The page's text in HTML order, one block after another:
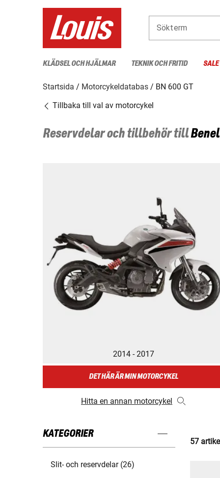
Sökterm
KLÄDSEL OCH HJÄLMAR TEKNIK OCH FRITID
Startsida Motorcykeldatabas
BN 600 GT
Tillbaka till val av motorcykel
Reservdelar och tillbehör till
2014 - 2017
DET HÄR ÄR MIN MOTORCYKEL
Hitta en annan motorcykel
KATEGORIER
Slit- och reservdelar (26)
57